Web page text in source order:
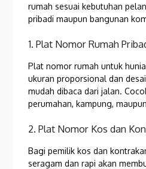
rumah sesuai kebutuhan
pribadi maupun bangunan
1. Plat Nomor Rumah
Plat nomor rumah untuk
ukuran proporsional dan
mudah dibaca dari jalan.
perumahan, kampung,
2. Plat Nomor Kos dan
Bagi pemilik kos dan
seragam dan rapi akan